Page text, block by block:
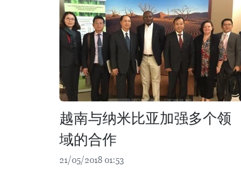
越南与纳米比亚加强多个领
域的合作
21/05/2018 01:53